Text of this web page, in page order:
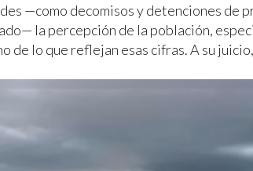
—como decomisos y detenciones de
la percepción de la población,
de lo que reflejan esas cifras. A su